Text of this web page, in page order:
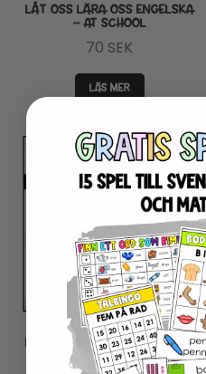
LÅT OSS LÄRA OSS ENGELSKA
– AT SCHOOL
70 SEK
LÄS MER
LÅT OSS LÄRA OSS ENGELSKA
– FOOD AND DRINKS